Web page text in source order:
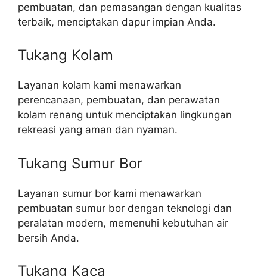
pembuatan, dan pemasangan dengan kualitas
terbaik, menciptakan dapur impian Anda.
Tukang Kolam
Layanan kolam kami menawarkan
perencanaan, pembuatan, dan perawatan
kolam renang untuk menciptakan lingkungan
rekreasi yang aman dan nyaman.
Tukang Sumur Bor
Layanan sumur bor kami menawarkan
pembuatan sumur bor dengan teknologi dan
peralatan modern, memenuhi kebutuhan air
bersih Anda.
Tukang Kaca